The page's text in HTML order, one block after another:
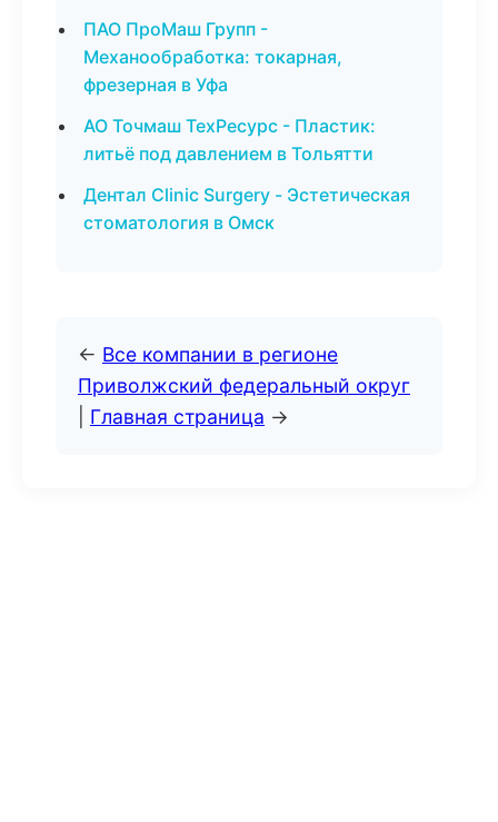
ПАО ПроМаш Групп -
Механообработка: токарная,
фрезерная в Уфа
АО Точмаш ТехРесурс - Пластик:
литьё под давлением в Тольятти
Дентал Clinic Surgery - Эстетическая
стоматология в Омск
← Все компании в регионе
Приволжский федеральный округ
Главная страница →